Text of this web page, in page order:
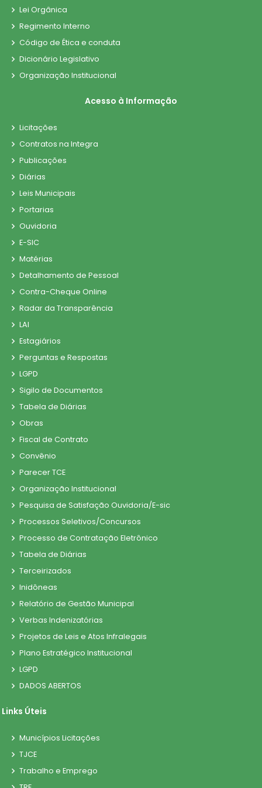
Lei Orgânica
Regimento Interno
Código de Ética e conduta
Dicionário Legislativo
Organização Institucional
Acesso à Informação
Licitações
Contratos na Integra
Publicações
Diárias
Leis Municipais
Portarias
Ouvidoria
E-SIC
Matérias
Detalhamento de Pessoal
Contra-Cheque Online
Radar da Transparência
LAI
Estagiários
Perguntas e Respostas
LGPD
Sigilo de Documentos
Tabela de Diárias
Obras
Fiscal de Contrato
Convênio
Parecer TCE
Organização Institucional
Pesquisa de Satisfação Ouvidoria/E-sic
Processos Seletivos/Concursos
Processo de Contratação Eletrônico
Tabela de Diárias
Terceirizados
Inidôneas
Relatório de Gestão Municipal
Verbas Indenizatórias
Projetos de Leis e Atos Infralegais
Plano Estratégico Institucional
LGPD
DADOS ABERTOS
Links Úteis
Municípios Licitações
TJCE
Trabalho e Emprego